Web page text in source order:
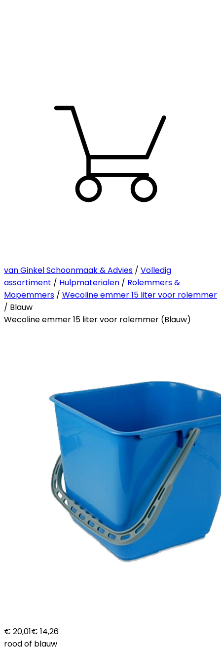
van Ginkel Schoonmaak & Advies / Volledig
assortiment / Hulpmaterialen / Rolemmers &
Mopemmers / Wecoline emmer 15 liter voor rolemmer
/ Blauw
Wecoline emmer 15 liter voor rolemmer (Blauw)
€ 20,01€ 14,26
rood of blauw